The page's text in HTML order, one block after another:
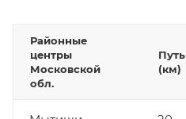
Районные
центры
Московской
обл.
Путь
(км)